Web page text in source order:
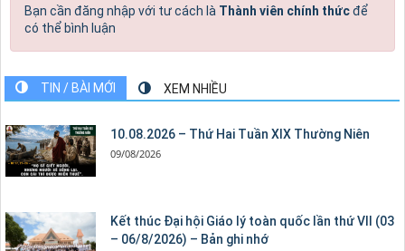
Bạn cần đăng nhập với tư cách là Thành viên chính thứcđể
có thể bình luận
TIN / BÀI MỚI XEM NHIỀU
10.08.2026 – Thứ Hai Tuần XIX Thường Niên
09/08/2026
Kết thúc Đại hội Giáo lý toàn quốc lần thứ VII (03
– 06/8/2026) – Bản ghi nhớ